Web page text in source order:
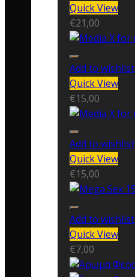
Quick View
€21,00
Add to wishlist
Quick View
€15,00
Add to wishlist
Quick View
€15,00
Add to wishlist
Quick View
€7,00